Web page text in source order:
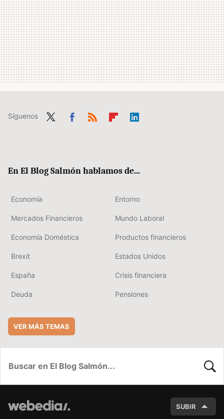
Síguenos
En El Blog Salmón hablamos de...
Economía Entorno
Mercados Financieros Mundo Laboral
Economía Doméstica Productos financieros
Brexit Estados Unidos
España Crisis financiera
Deuda Pensiones
VER MÁS TEMAS
SUBIR